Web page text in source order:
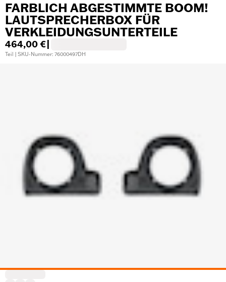
FARBLICH ABGESTIMMTE BOOM!
LAUTSPRECHERBOX FÜR
VERKLEIDUNGSUNTERTEILE
464,00 €
Teil | SKU-Nummer: 76000497DH